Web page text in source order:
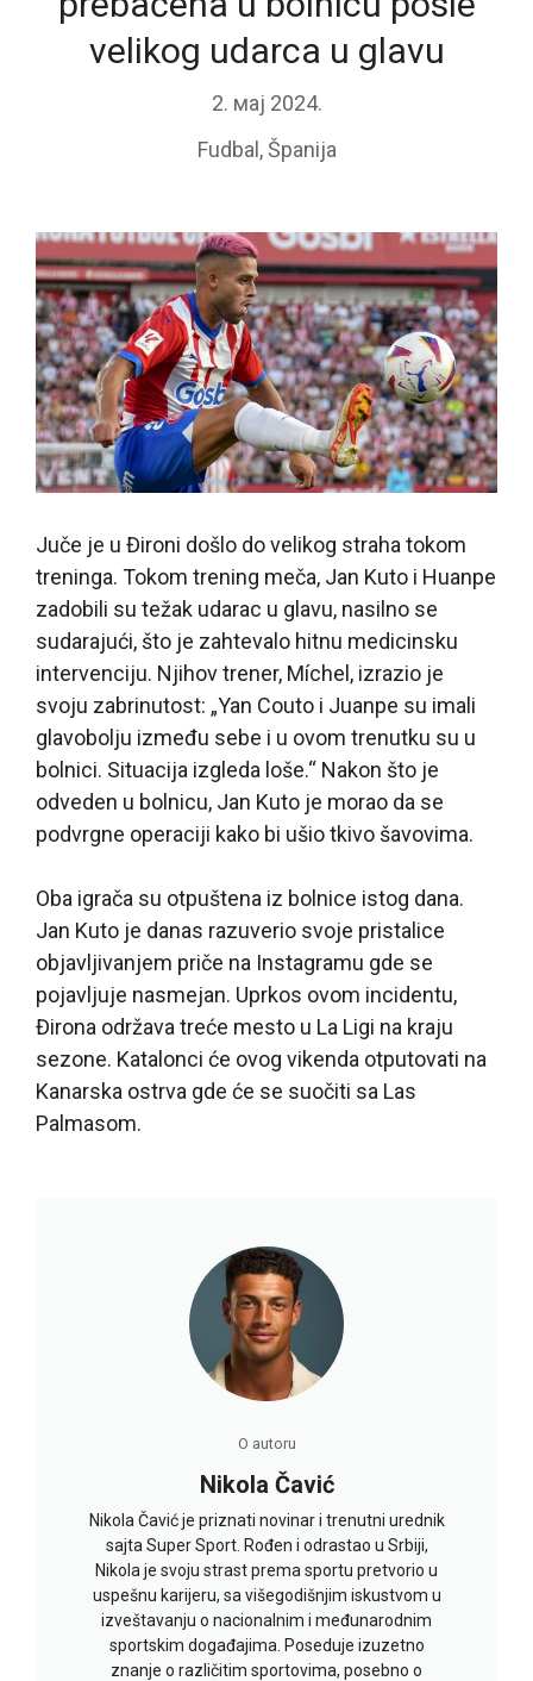
velikog udarca u glavu
2. мај 2024.
Fudbal ,Španija
Juče je u Đironi došlo do velikog straha tokom
treninga. Tokom trening meča, Jan Kuto i Huanpe
zadobili su težak udarac u glavu, nasilno se
sudarajući, što je zahtevalo hitnu medicinsku
intervenciju. Njihov trener, Míchel, izrazio je
svoju zabrinutost: „Yan Couto i Juanpe su imali
glavobolju između sebe i u ovom trenutku su u
bolnici. Situacija izgleda loše.“ Nakon što je
odveden u bolnicu, Jan Kuto je morao da se
podvrgne operaciji kako bi ušio tkivo šavovima.
Oba igrača su otpuštena iz bolnice istog dana.
Jan Kuto je danas razuverio svoje pristalice
objavljivanjem priče na Instagramu gde se
pojavljuje nasmejan. Uprkos ovom incidentu,
Đirona održava treće mesto u La Ligi na kraju
sezone. Katalonci će ovog vikenda otputovati na
Kanarska ostrva gde će se suočiti sa Las
Palmasom.
O autoru
Nikola Čavić
Nikola Čavić je priznati novinar i trenutni urednik
sajta Super Sport. Rođen i odrastao u Srbiji,
Nikola je svoju strast prema sportu pretvorio u
uspešnu karijeru, sa višegodišnjim iskustvom u
izveštavanju o nacionalnim i međunarodnim
sportskim događajima. Poseduje izuzetno
znanje o različitim sportovima, posebno o